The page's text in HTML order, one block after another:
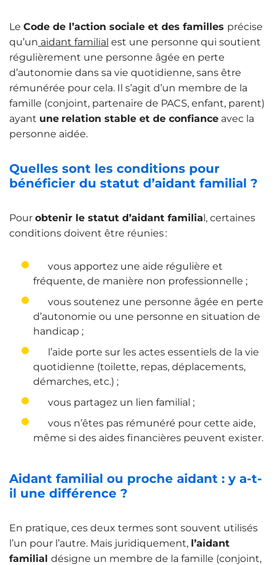
Le Code de l’action sociale et des familles précise
qu’un aidant familial est une personne qui soutient
régulièrement une personne âgée en perte
d’autonomie dans sa vie quotidienne, sans être
rémunérée pour cela. Il s’agit d’un membre de la
famille (conjoint, partenaire de PACS, enfant, parent)
ayant une relation stable et de confiance avec la
personne aidée.
Quelles sont les conditions pour
bénéficier du statut d’aidant familial ?
Pour obtenir le statut d’aidant familial, certaines
conditions doivent être réunies :
vous apportez une aide régulière et
fréquente, de manière non professionnelle ;
vous soutenez une personne âgée en perte
d’autonomie ou une personne en situation de
handicap ;
l’aide porte sur les actes essentiels de la vie
quotidienne (toilette, repas, déplacements,
démarches, etc.) ;
vous partagez un lien familial ;
vous n’êtes pas rémunéré pour cette aide,
même si des aides financières peuvent exister.
Aidant familial ou proche aidant : y a-t-
il une différence ?
En pratique, ces deux termes sont souvent utilisés
l’un pour l’autre. Mais juridiquement, l’aidant
familial désigne un membre de la famille (conjoint,